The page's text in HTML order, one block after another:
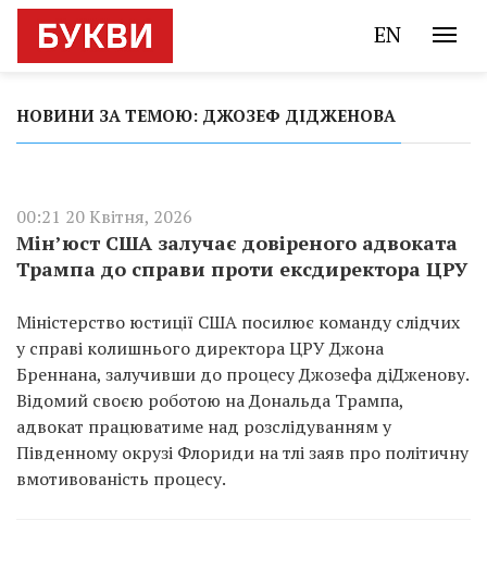
EN
НОВИНИ ЗА ТЕМОЮ: ДЖОЗЕФ ДІДЖЕНОВА
00:21 20 Квітня, 2026
Мін’юст США залучає довіреного адвоката
Трампа до справи проти ексдиректора ЦРУ
Міністерство юстиції США посилює команду слідчих
у справі колишнього директора ЦРУ Джона
Бреннана, залучивши до процесу Джозефа діДженову.
Відомий своєю роботою на Дональда Трампа,
адвокат працюватиме над розслідуванням у
Південному окрузі Флориди на тлі заяв про політичну
вмотивованість процесу.